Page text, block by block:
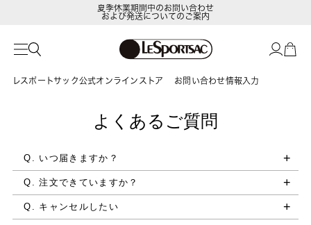
夏季休業期間中のお問い合わせ
および発送についてのご案内
レスポートサック公式オンラインストア お問い合わせ情報入力
よくあるご質問
Q. いつ届きますか？
Q. 注文できていますか？
Q. キャンセルしたい